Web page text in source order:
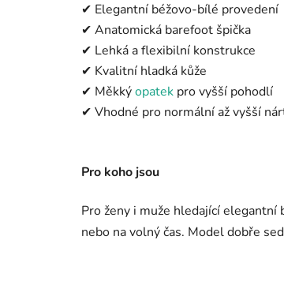
✔ Elegantní béžovo-bílé provedení
✔ Anatomická barefoot špička
✔ Lehká a flexibilní konstrukce
✔ Kvalitní hladká kůže
✔ Měkkýopatek pro vyšší pohodlí
✔ Vhodné pro normální až vyšší
Pro koho jsou
Pro ženy i muže hledající elegantní
nebo na volný čas. Model dobře